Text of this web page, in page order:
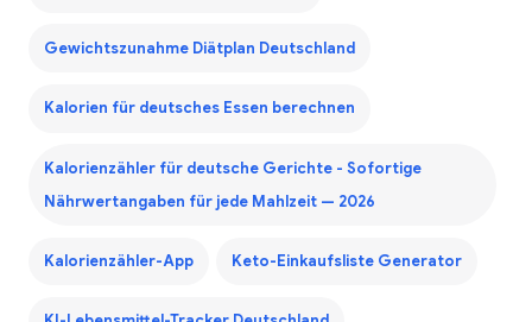
Gewichtszunahme Diätplan Deutschland
Kalorien für deutsches Essen berechnen
Kalorienzähler für deutsche Gerichte - Sofortige
Nährwertangaben für jede Mahlzeit — 2026
Kalorienzähler-App Keto-Einkaufsliste Generator